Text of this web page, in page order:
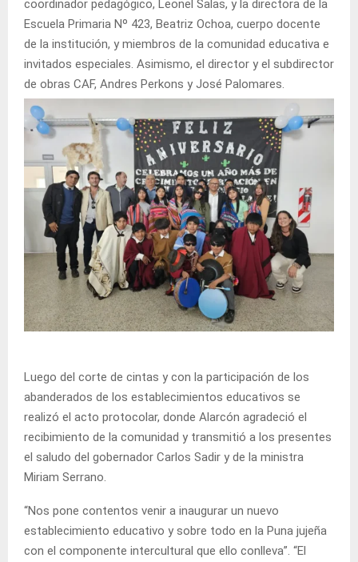
coordinador pedagógico, Leonel Salas, y la directora de la
Escuela Primaria Nº 423, Beatriz Ochoa, cuerpo docente
de la institución, y miembros de la comunidad educativa e
invitados especiales. Asimismo, el director y el subdirector
de obras CAF, Andres Perkons y José Palomares.
Luego del corte de cintas y con la participación de los
abanderados de los establecimientos educativos se
realizó el acto protocolar, donde Alarcón agradeció el
recibimiento de la comunidad y transmitió a los presentes
el saludo del gobernador Carlos Sadir y de la ministra
Miriam Serrano.
“Nos pone contentos venir a inaugurar un nuevo
establecimiento educativo y sobre todo en la Puna jujeña
con el componente intercultural que ello conlleva”. “El